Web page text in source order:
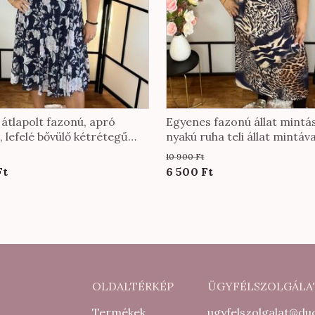
fazonú, apró
lefelé bővülő kétrétegű
Current
000 Ft.
Egyenes fazonú állat
nyakú ruha teli állat
10 900Ft
Original
900 Ft.
6 500 FtCurrent
500 Ft.
OLDALTÉRKÉP
Termékek